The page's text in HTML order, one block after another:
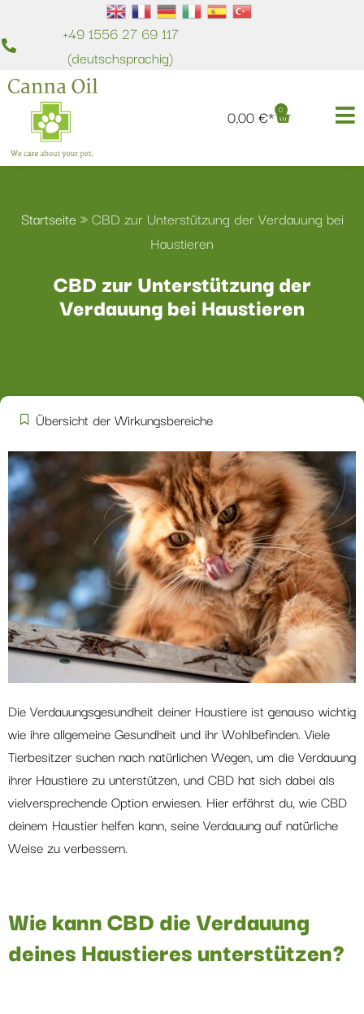
+49 1556 27 69 117
(deutschsprachig)
0,00€ 0
Startseite »CBD zur Unterstützung der Verdauung bei
Haustieren
CBD zur Unterstützung der
Verdauung bei Haustieren
Übersicht der Wirkungsbereiche
Die Verdauungsgesundheit deiner Haustiere ist genauso wichtig
wie ihre allgemeine Gesundheit und ihr Wohlbefinden. Viele
Tierbesitzer suchen nach natürlichen Wegen, um die Verdauung
ihrer Haustiere zu unterstützen, und CBD hat sich dabei als
vielversprechende Option erwiesen. Hier erfährst du, wie CBD
deinem Haustier helfen kann, seine Verdauung auf natürliche
Weise zu verbessern.
Wie kann CBD die Verdauung
deines Haustieres unterstützen?